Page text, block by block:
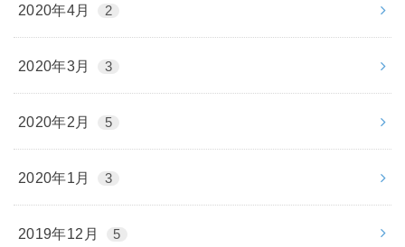
2020年4月 2
2020年3月 3
2020年2月 5
2020年1月 3
2019年12月 5